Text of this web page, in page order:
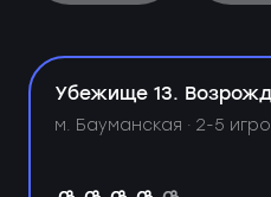
Убежище 13.
м. Бауманская ·2-5